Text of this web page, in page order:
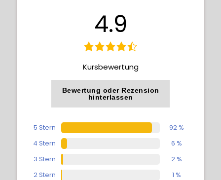
4.9
Kursbewertung
Bewertung oder Rezension
hinterlassen
5 Stern
92 %
4 Stern
6 %
3 Stern
2 %
2 Stern
1 %